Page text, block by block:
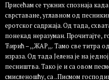
Присећам се тужних спознаја
сврставане, углавном од
еротског садржаја. Од тада,
понекад неразуман. Прочитајте,
Ћирић – ,,ЖАР,,. Тамо све титра
израза. Од тада Јелена је на
песништва. Тако је и са овом
смисленошћу, са ..Писмом